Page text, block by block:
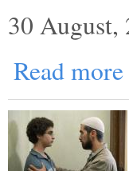
30 August,
Read more